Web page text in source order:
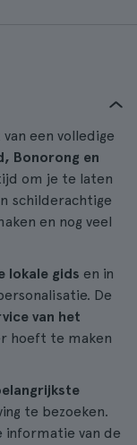
een volledige
Bonorong en
om je te laten
schilderachtige
en nog veel
lokale gids en in
De
van het
hoeft te maken
te bezoeken.
informatie van de